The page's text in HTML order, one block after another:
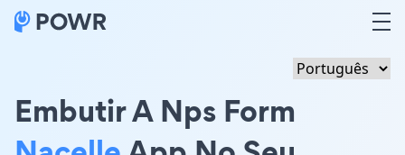
Embutir A Nps Form